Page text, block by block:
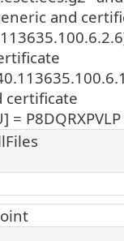
and
certificate
= P8DQRXPVLP